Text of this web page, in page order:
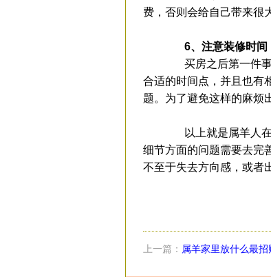
费，否则会给自己带来很
6、注意装修时间
买房之后第一件事
合适的时间点，并且也有
题。为了避免这样的麻烦
以上就是属羊人在
细节方面的问题需要去完
不至于失去方向感，或者
上一篇： 属羊家里放什么最